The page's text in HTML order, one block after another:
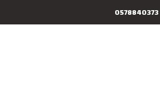
0578840373